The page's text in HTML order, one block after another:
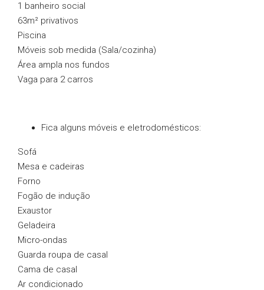
1 banheiro social
63m² privativos
Piscina
Móveis sob medida (Sala/cozinha)
Área ampla nos fundos
Vaga para 2 carros
Fica alguns móveis e eletrodomésticos:
Sofá
Mesa e cadeiras
Forno
Fogão de indução
Exaustor
Geladeira
Micro-ondas
Guarda roupa de casal
Cama de casal
Ar condicionado